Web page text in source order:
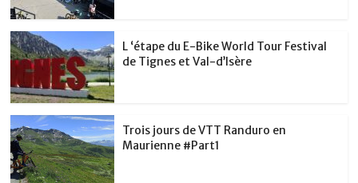
L ‘étape du E-Bike World Tour Festival
de Tignes et Val-d’Isère
Trois jours de VTT Randuro en
Maurienne #Part1